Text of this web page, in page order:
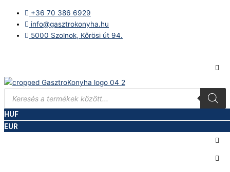
content
+36 70 386 6929
info@gasztrokonyha.hu
5000 Szolnok, Kőrösi út 94.
Products
search
HUF
EUR